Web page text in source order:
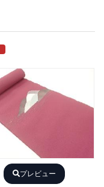
プレビュー